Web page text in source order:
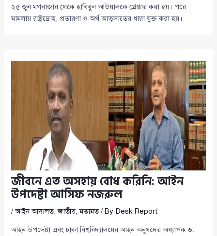
২৫ জুন মগবাজার থেকে হাবিবুল আউয়ালকে গ্রেপ্তার করা হয়। পরে
মামলায় রাষ্ট্রদ্রোহ, প্রতারণা ও অর্থ আত্মসাতের ধারা যুক্ত করা হয়।
জীবনে এত অসহায় বোধ করিনি: আইন
উপদেষ্টা আসিফ নজরুল
/আইন আদালত,জাতীয়,মতামত/ By Desk Report
আইন উপদেষ্টা এবং ঢাকা বিশ্ববিদ্যালয়ের আইন অনুষদের অধ্যাপকড.